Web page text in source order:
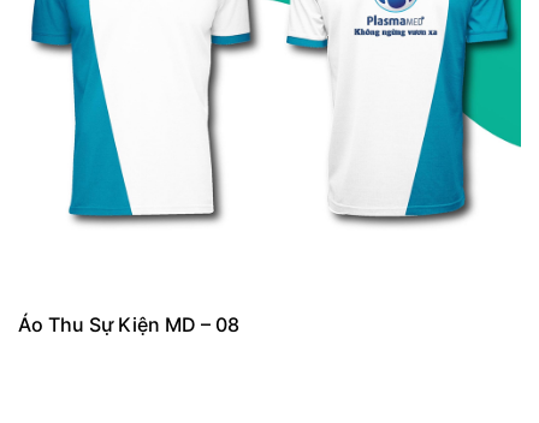
Áo Thu Sự Kiện MD – 08